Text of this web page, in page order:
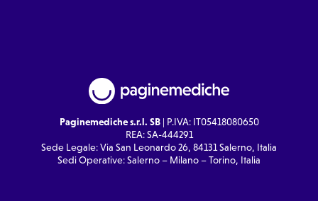
Paginemediche s.r.l. SB| P.IVA: IT05418080650
REA: SA-444291
Sede Legale: Via San Leonardo 26, 84131 Salerno, Italia
Sedi Operative: Salerno – Milano – Torino, Italia